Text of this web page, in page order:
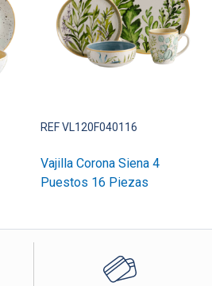
REF VL120F040116
Vajilla Corona Siena 4
Puestos 16 Piezas